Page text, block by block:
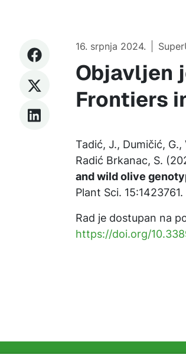
16. srpnja 2024.
Objavljen
Frontiers
Tadić, J., Dumičić,
Radić Brkanac, S.
and wild olive
Plant Sci. 15:1423761.
Rad je dostupan na
https://doi.org/